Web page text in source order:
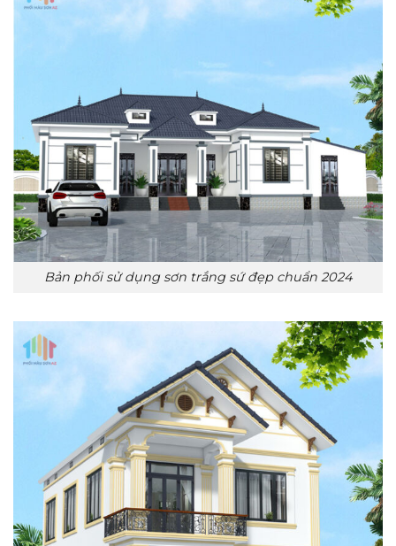
Bản phối sử dụng sơn trắng sứ đẹp chuẩn 2024